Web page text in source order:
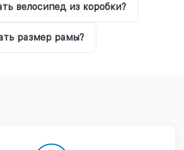
велосипед из коробки?
размер рамы?